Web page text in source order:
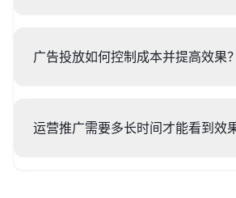
广告投放如何控制成本并提高效果？
运营推广需要多长时间才能看到效